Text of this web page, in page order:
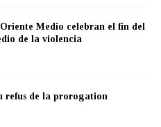
Medio celebran el fin del
de la violencia
refus de la prorogation